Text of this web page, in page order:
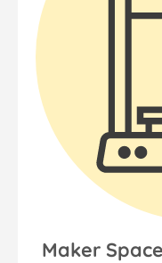
Maker